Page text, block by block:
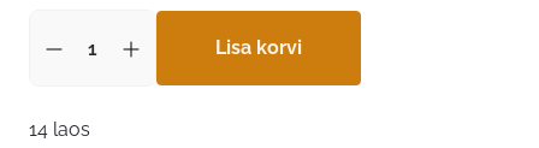
Lisa korvi
14 laos